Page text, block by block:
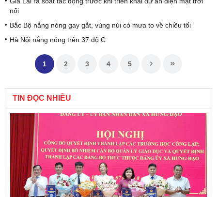
nổi
Bắc Bộ nắng nóng gay gắt, vùng núi có mưa to về chiều tối
Hà Nội nắng nóng trên 37 độ C
1 2 3 4 5
TIN ĐỌC NHIỀU